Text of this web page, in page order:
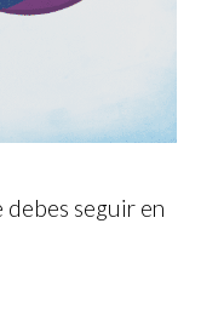
debes seguir en